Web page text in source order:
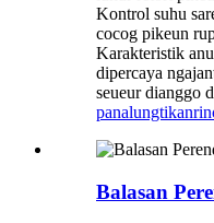
Kontrol suhu
cocog pikeun
Karakteristik anu
dipercaya
seueur dianggo
panalungtikan
Balasan